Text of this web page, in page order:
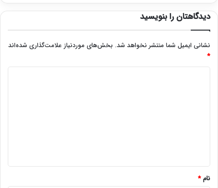
دیدگاهتان را بنویسید
نشانی ایمیل شما منتشر نخواهد شد. بخش‌های موردنیاز علامت‌گذاری شده‌اند
*
نام*